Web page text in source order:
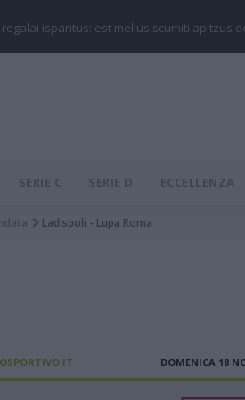
regalai ispantus: est mellus scumiti apitzus
SERIE C SERIE D ECCELLENZA
Ladispoli - Lupa Roma
DOMENICA 18